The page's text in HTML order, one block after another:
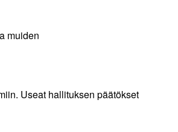
muiden
Useat hallituksen päätökset